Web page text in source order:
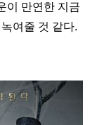
이 만연한 지금
여줄 것 같다.